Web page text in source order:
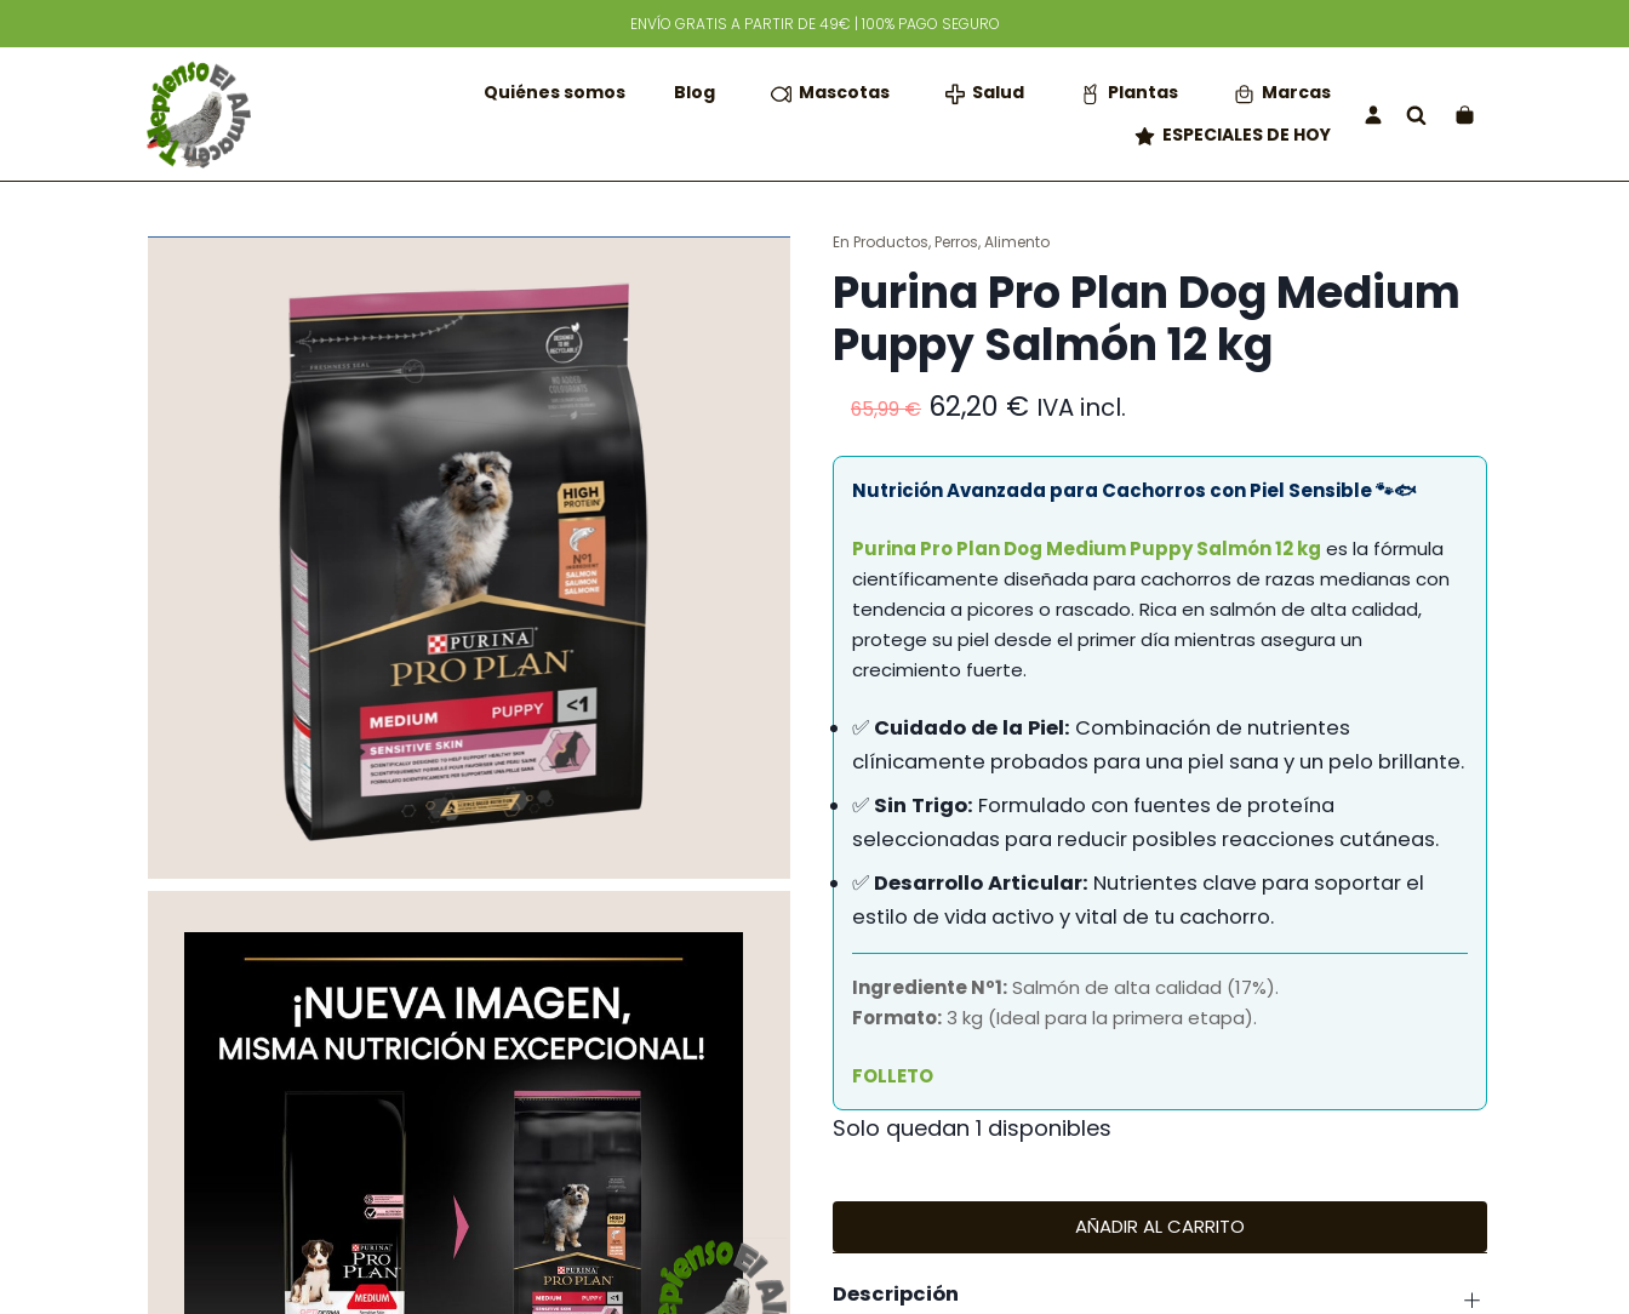
ENVÍO GRATIS A PARTIR DE 49€ | 100% PAGO SEGURO
Quiénes somos Blog Mascotas Salud Plantas
Marcas
ESPECIALES DE HOY
En Productos, Perros,Alimento
Purina Pro Plan Dog Medium
Puppy Salmón 12 kg
65,99€ El
precio
original
era:
62,20 € El
actual
es:
62,20 €.
IVA incl.
Nutrición Avanzada para Cachorros con Piel Sensible 🐾🐟
Purina Pro Plan Dog Medium Puppy Salmón12 kg es la fórmula
científicamente diseñada para cachorros de razas medianas con
tendencia a picores o rascado. Rica en salmón de alta calidad,
protege su piel desde el primer día mientras asegura un
crecimiento fuerte.
✅ Cuidado de la Piel: Combinación de nutrientes
clínicamente probados para una piel sana y un pelo brillante.
✅ Sin Trigo: Formulado con fuentes de proteína
seleccionadas para reducir posibles reacciones cutáneas.
✅ Desarrollo Articular: Nutrientes clave para soportar el
estilo de vida activo y vital de tu cachorro.
Ingrediente Nº1:Salmón de alta calidad (17%).
Formato:3 kg (Ideal para la primera etapa).
FOLLETO
Solo quedan 1 disponibles
AÑADIR AL CARRITO
Descripción